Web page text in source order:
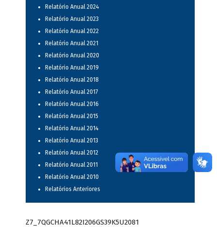
Relatório Anual 2024
Relatório Anual 2023
Relatório Anual 2022
Relatório Anual 2021
Relatório Anual 2020
Relatório Anual 2019
Relatório Anual 2018
Relatório Anual 2017
Relatório Anual 2016
Relatório Anual 2015
Relatório Anual 2014
Relatório Anual 2013
Relatório Anual 2012
Relatório Anual 2011
Relatório Anual 2010
Relatórios Anteriores
Z7_7QGCHA41L82I206GS39K5U2081